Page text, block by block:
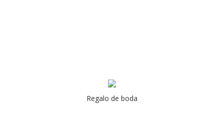
Regalo de boda